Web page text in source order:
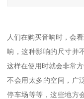
人们在购买音响时，会
响，这种影响的尺寸并
这样在使用时就会非常
不会用太多的空间，广
停车场等等，这些地方